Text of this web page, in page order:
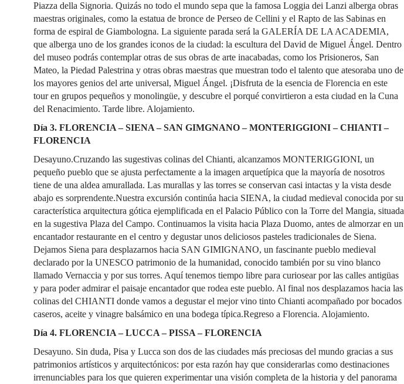
Piazza della Signoria. Quizás no todo el mundo sepa que la famosa Loggia dei Lanzi alberga obras
maestras originales, como la estatua de bronce de Perseo de Cellini y el Rapto de las Sabinas en
forma de espiral de Giambologna. La siguiente parada será la GALERÍA DE LA ACADEMIA,
que alberga uno de los grandes iconos de la ciudad: la escultura del David de Miguel Ángel. Dentro
del museo podrás contemplar otras de sus obras de arte inacabadas, como los Prisioneros, San
Mateo, la Piedad Palestrina y otras obras maestras que muestran todo el talento que atesoraba uno de
los mayores genios del arte universal, Miguel Ángel. ¡Disfruta de la esencia de Florencia en este
tour en grupos pequeños y monolingüe, y descubre el porqué convirtieron a esta ciudad en la Cuna
del Renacimiento. Tarde libre. Alojamiento.
Día 3. FLORENCIA – SIENA – SAN GIMGNANO – MONTERIGGIONI – CHIANTI –
FLORENCIA
Desayuno.Cruzando las sugestivas colinas del Chianti, alcanzamos MONTERIGGIONI, un
pequeño pueblo que se ajusta perfectamente a la imagen arquetípica que la mayoría de nosotros
tiene de una aldea amurallada. Las murallas y las torres se conservan casi intactas y la vista desde
abajo es sorprendente.Nuestra excursión continúa hacia SIENA, la ciudad medieval conocida por su
característica arquitectura gótica ejemplificada en el Palacio Público con la Torre del Mangia, situada
en la sugestiva Plaza del Campo. Continuamos la visita hacia Plaza Duomo, antes de almorzar en un
encantador restaurante en el centro y degustar unos deliciosos pasteles tradicionales de Siena.
Dejamos Siena para desplazarnos hacia SAN GIMIGNANO, un fascinante pueblo medieval
declarado por la UNESCO patrimonio de la humanidad, conocido también por su vino blanco
llamado Vernaccia y por sus torres. Aquí tenemos tiempo libre para curiosear por las calles antigüas
y para poder admirar el paisaje encantador que rodea este pueblo. Al final nos desplazamos hacia las
colinas del CHIANTI donde vamos a degustar el mejor vino tinto Chianti acompañado por bocados
caseros, aceite y vinagre balsámico en una bodega típica.Regreso a Florencia. Alojamiento.
Día 4. FLORENCIA – LUCCA – PISSA – FLORENCIA
Desayuno. Sin duda, Pisa y Lucca son dos de las ciudades más preciosas del mundo gracias a sus
patrimonios artísticos y arquitectónicos: por esta razón hay que considerarlas como destinaciones
irrenunciables para los que quieren experimentar una visión completa de la historia y del panorama